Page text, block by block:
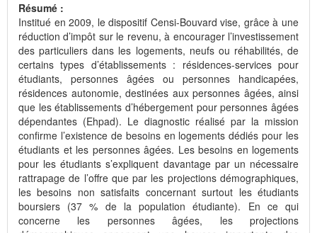
Résumé :
Institué en 2009, le dispositif Censi-Bouvard vise, grâce à une
réduction d’impôt sur le revenu, à encourager l’investissement
des particuliers dans les logements, neufs ou réhabilités, de
certains types d’établissements : résidences-services pour
étudiants, personnes âgées ou personnes handicapées,
résidences autonomie, destinées aux personnes âgées, ainsi
que les établissements d’hébergement pour personnes âgées
dépendantes (Ehpad). Le diagnostic réalisé par la mission
confirme l’existence de besoins en logements dédiés pour les
étudiants et les personnes âgées. Les besoins en logements
pour les étudiants s’expliquent davantage par un nécessaire
rattrapage de l’offre que par les projections démographiques,
les besoins non satisfaits concernant surtout les étudiants
boursiers (37 % de la population étudiante). En ce qui
concerne les personnes âgées, les projections